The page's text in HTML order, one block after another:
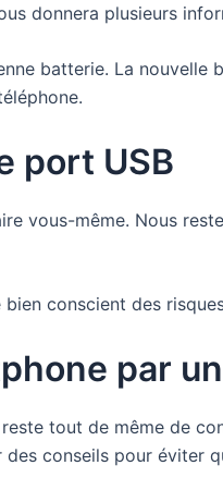
donnera plusieurs
batterie. La
port USB
vous-même. Nous
bien conscient des
par
tout de même de
conseils pour éviter